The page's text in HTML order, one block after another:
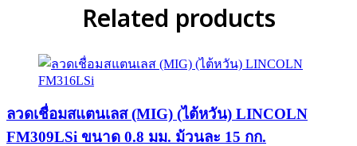
Related products
ลวดเชื่อมสแตนเลส (MIG) (ไต้หวัน) LINCOLN
FM309LSi ขนาด 0.8 มม. ม้วนละ 15 กก.